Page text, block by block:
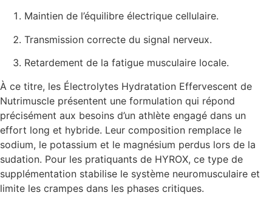
Maintien de l’équilibre électrique cellulaire.
Transmission correcte du signal nerveux.
Retardement de la fatigue musculaire locale.
À ce titre, les Électrolytes Hydratation Effervescent de
Nutrimuscle présentent une formulation qui répond
précisément aux besoins d’un athlète engagé dans un
effort long et hybride. Leur composition remplace le
sodium, le potassium et le magnésium perdus lors de la
sudation. Pour les pratiquants de HYROX, ce type de
supplémentation stabilise le système neuromusculaire et
limite les crampes dans les phases critiques.